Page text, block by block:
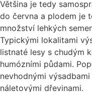
Většina je tedy
do června a plodem je
množství lehkých
Typickými lokalitami
listnaté lesy s chudým
humózními půdami.
nevhodnými
náletovými dřevinami.